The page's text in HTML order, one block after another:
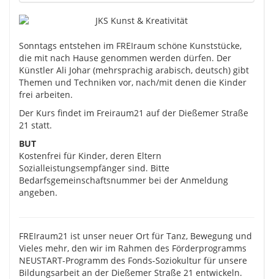
Sonntags entstehen im FREIraum schöne Kunststücke,
die mit nach Hause genommen werden dürfen. Der
Künstler Ali Johar (mehrsprachig arabisch, deutsch) gibt
Themen und Techniken vor, nach/mit denen die Kinder
frei arbeiten.
Der Kurs findet im Freiraum21 auf der Dießemer Straße
21 statt.
BUT
Kostenfrei für Kinder, deren Eltern
Sozialleistungsempfänger sind. Bitte
Bedarfsgemeinschaftsnummer bei der Anmeldung
angeben.
FREIraum21 ist unser neuer Ort für Tanz, Bewegung und
Vieles mehr, den wir im Rahmen des Förderprogramms
NEUSTART-Programm des Fonds-Soziokultur für unsere
Bildungsarbeit an der Dießemer Straße 21 entwickeln.